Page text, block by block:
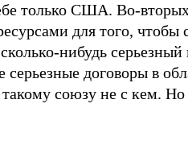
только США. Во-
для того, чтобы
сколько-нибудь
серьезные договоры в
союзу не с кем. Но